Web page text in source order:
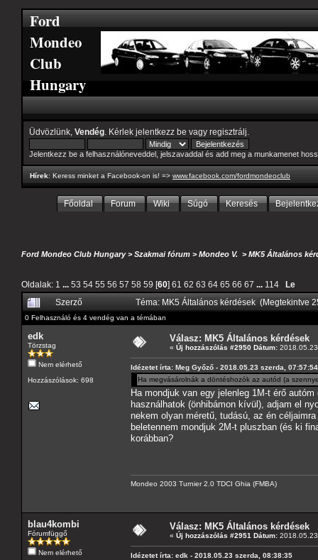
Ford
Mondeo
Club
Hungary
Üdvözlünk, Vendég . Kérlek jelentkezz be vagy regisztrálj
Jelentkezz be a felhasználóneveddel, jelszavaddal és add meg a munkamenet
Hírek: Keress minket a Facebook-on is! => www.facebook.com/fordmondeoclub
Főoldal Forum Wiki Súgó Keresés
Ford Mondeo Club Hungary>Szakmai fórum >Mondeo V. >MK5 Általános
Oldalak: 1 ... 53 54 55 56 57 58 59 [60] 61 62 63 64 65 66 67 ... 114
Le
Szerző
Téma: MK5 Általános kérdések (Megtekintve
0 Felhasználó és 4 vendég van a témában
edk
Törzstag
Nem elérhető
Hozzászólások: 698
Válasz: MK5 Általános kérdések
« Új hozzászólás #2950 Dátum:
Idézetet írta: Meg Győző - 2018.05.23 szerda, 07:57:54
Ha megvásárolnák a döntéshozók az autód (a
Ha mondjuk van egy jelenleg 1M-t érő
használhatok (önhibámon kívül), adjam el
nekem olyan méretű, tudású, az én
beletennem mondjuk 2M-t pluszban (és ki
korábban?
Mondeo 2003 Turnier 2.0 TDCI Ghia (FMBA)
blau4kombi
Fórumfüggő
Nem elérhető
Válasz: MK5 Általános kérdések
« Új hozzászólás #2951 Dátum:
Idézetet írta: edk - 2018.05.23 szerda, 08:38:35